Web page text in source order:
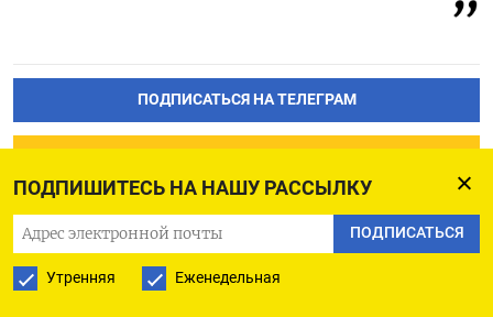
ПОДПИШИТЕСЬ НА НАШУ РАССЫЛКУ
ПОДПИСАТЬСЯ
Утренняя Еженедельная
ПОДПИСАТЬСЯ НА ТЕЛЕГРАМ